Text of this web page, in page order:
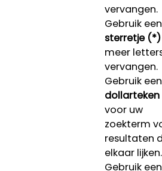
vervangen.
Gebruik een
sterretje (*)
meer
vervangen.
Gebruik een
voor uw
zoekterm
resultaten
elkaar lijken.
Gebruik een